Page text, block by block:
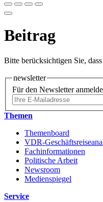
Beitrag
Bitte berücksichtigen Sie,
newsletter
Für den Newsletter
Themen
Themenboard
VDR-
Fachinformationen
Politische Arbeit
Newsroom
Medienspiegel
Service